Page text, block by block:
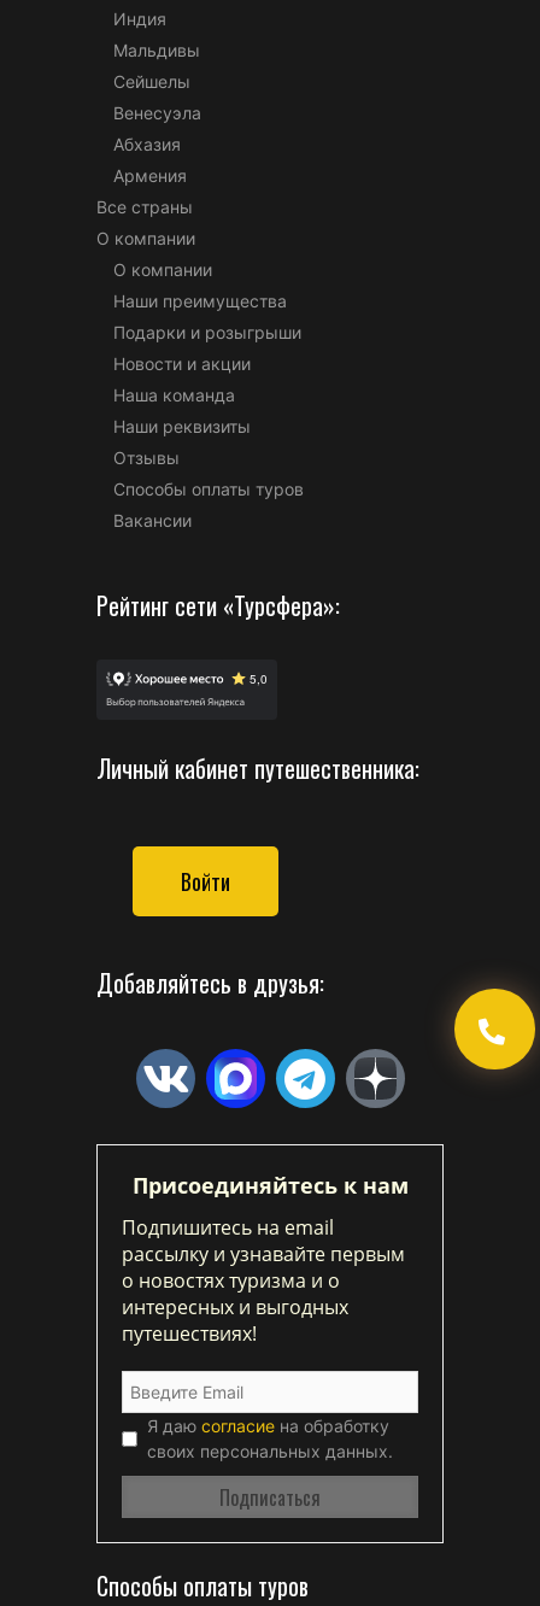
Индия
Мальдивы
Сейшелы
Венесуэла
Абхазия
Армения
Все страны
О компании
О компании
Наши преимущества
Подарки и розыгрыши
Новости и акции
Наша команда
Наши реквизиты
Отзывы
Способы оплаты туров
Вакансии
Рейтинг сети «Турсфера»:
Личный кабинет путешественника:
Войти
Добавляйтесь в друзья:
Присоединяйтесь к нам
Подпишитесь на email
рассылку и узнавайте первым
о новостях туризма и о
интересных и выгодных
путешествиях!
Я даю согласие на обработку
своих персональных данных.
Способы оплаты туров